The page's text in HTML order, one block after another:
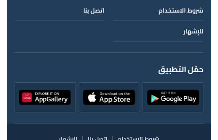
شروط الاستخدام
اتصل بنا
للإشهار
حمّل التطبيق